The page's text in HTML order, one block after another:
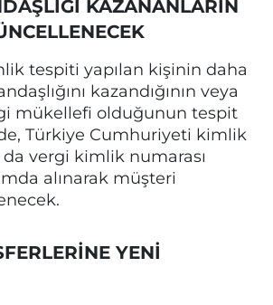
KAZANANLARIN
tespiti yapılan kişinin daha
kazandığının veya
mükellefi olduğunun tespit
Türkiye Cumhuriyeti kimlik
da vergi kimlik numarası
alınarak müşteri
YENİ